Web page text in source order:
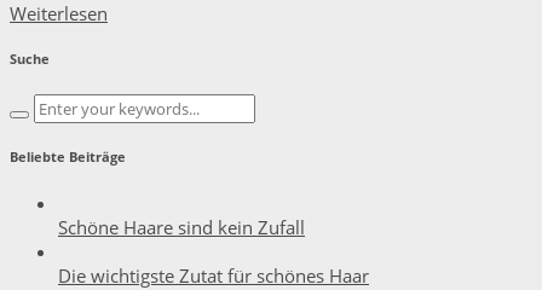
Weiterlesen
Suche
Beliebte Beiträge
Schöne Haare sind kein Zufall
Die wichtigste Zutat für schönes Haar